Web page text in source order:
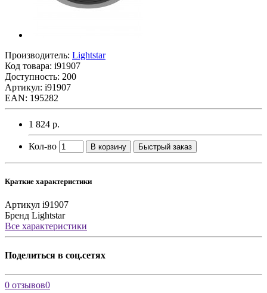
Производитель: Lightstar
Код товара: i91907
Доступность: 200
Артикул: i91907
EAN: 195282
1 824 р.
Кол-во В корзину Быстрый заказ
Краткие характеристики
Артикул i91907
Бренд Lightstar
Все характеристики
Поделиться в соц.сетях
0 отзывов0